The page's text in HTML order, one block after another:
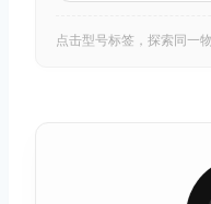
点击型号标签，探索同一